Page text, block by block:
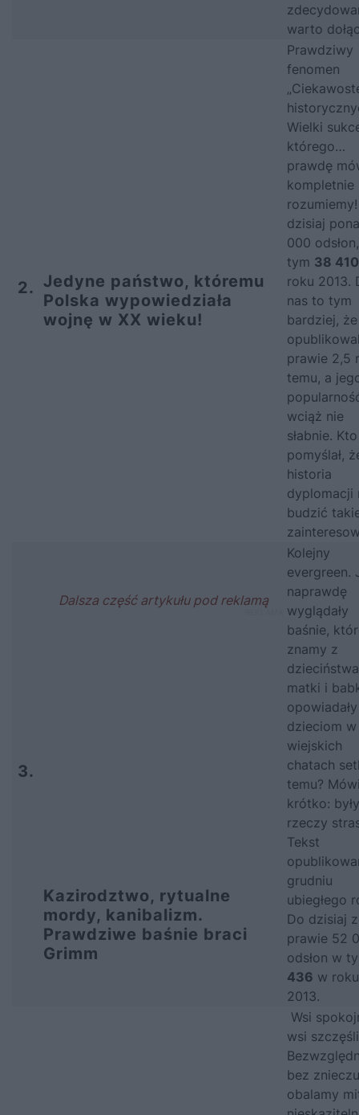
warto
2. Jedyne państwo, któremu
Polska wypowiedziała
wojnę w XX wieku!
Prawdziwy
fenomen
Wielki
którego…
prawdę
kompletnie
dzisiaj
000
tym 38 410
roku 2013.
nas to tym
bardziej,
prawie 2,5
temu, a
wciąż nie
słabnie.
pomyślał,
historia
dyplomacji
budzić
3.
Kazirodztwo, rytualne
mordy, kanibalizm.
Prawdziwe baśnie braci
Grimm
Kolejny
evergreen.
naprawdę
wyglądały
baśnie,
znamy z
matki i
opowiadały
dzieciom w
wiejskich
chatach
temu?
krótko:
rzeczy
Tekst
grudniu
ubiegłego
Do dzisiaj
prawie 52
odsłon w
436 w roku
2013.
Wsi
wsi
bez
obalamy